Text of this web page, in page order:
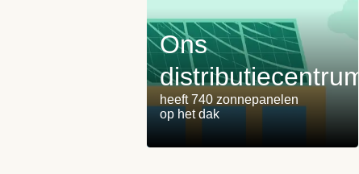
Ons
distributiecentrum
heeft 740 zonnepanelen
op het dak